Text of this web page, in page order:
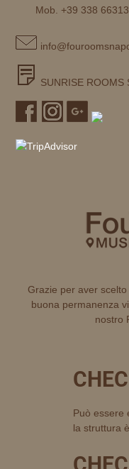
Mob. +39 338
SUNRISE ROOMS
Grazie per aver
buona permanenza
nostro
Può essere
la struttura